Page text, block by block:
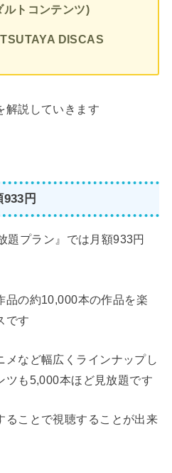
ルトコンテンツ)
DISCAS
解説していきます
円
題プラン』では月額933円
品の約10,000本の作品を楽
です
メなど幅広くラインナップし
ツも5,000本ほど見放題です
ることで視聴することが出来